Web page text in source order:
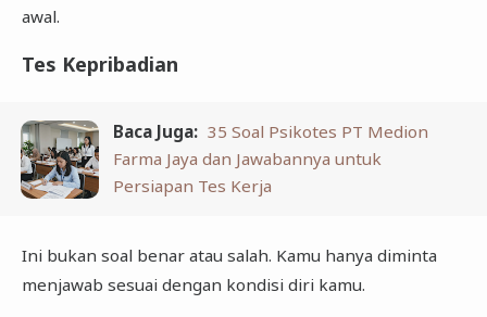
awal.
Tes Kepribadian
Baca Juga: 35 Soal Psikotes PT Medion
Farma Jaya dan Jawabannya untuk
Persiapan Tes Kerja
Ini bukan soal benar atau salah. Kamu hanya diminta
menjawab sesuai dengan kondisi diri kamu.